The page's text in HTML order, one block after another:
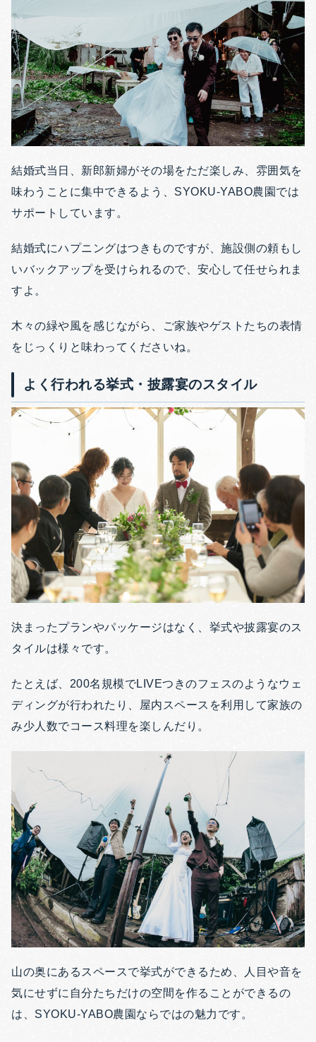
結婚式当日、新郎新婦がその場をただ楽しみ、雰囲気を
味わうことに集中できるよう、SYOKU-YABO農園では
サポートしています。
結婚式にハプニングはつきものですが、施設側の頼もし
いバックアップを受けられるので、安心して任せられま
すよ。
木々の緑や風を感じながら、ご家族やゲストたちの表情
をじっくりと味わってくださいね。
よく行われる挙式・披露宴のスタイル
決まったプランやパッケージはなく、挙式や披露宴のス
タイルは様々です。
たとえば、200名規模でLIVEつきのフェスのようなウェ
ディングが行われたり、屋内スペースを利用して家族の
み少人数でコース料理を楽しんだり。
山の奥にあるスペースで挙式ができるため、人目や音を
気にせずに自分たちだけの空間を作ることができるの
は、SYOKU-YABO農園ならではの魅力です 。